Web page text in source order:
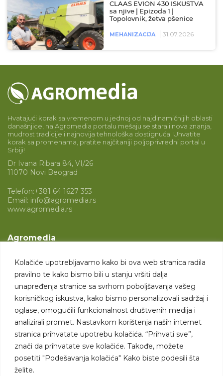
Kolačiće upotrebljavamo kako bi ova web stranica radila
pravilno te kako bismo bili u stanju vršiti dalja
unapređenja stranice sa svrhom poboljšavanja vašeg
korisničkog iskustva, kako bismo personalizovali sadržaj i
oglase, omogućili funkcionalnost društvenih medija i
analizirali promet. Nastavkom korištenja naših internet
stranica prihvatate upotrebu kolačića. “Prihvati sve”,
znači da prihvatate sve kolačiće. Takođe, možete
posetiti "Podešavanja kolačića" Kako biste podesili šta
želite.
CLAAS EVION 430 ISKUSTVA
sa njive | Epizoda 1 |
Topolovnik, žetva pšenice
MEHANIZACIJA 31.07.2026
Hvatajući korak sa vremenom u jednoj od najdinamičnijih oblasti
današnjice, na Agromedia portalu mešaju se stara i nova znanja,
mudrost tradicije i najnovija tehnološka dostignuća. Uhvatite
korak sa promenama, pratite najčitaniji poljoprivredni portal u
Srbiji!
Dr Ivana Ribara 84, VI/26
11070 Novi Beograd
Telefon:+381 64 1627 353
Email: info@agromedia.rs
www.agromedia.rs
Agromedia
Svet poljoprivrede
Marketing usluge
Tražimo saradnike
Kontakt
Kontakt